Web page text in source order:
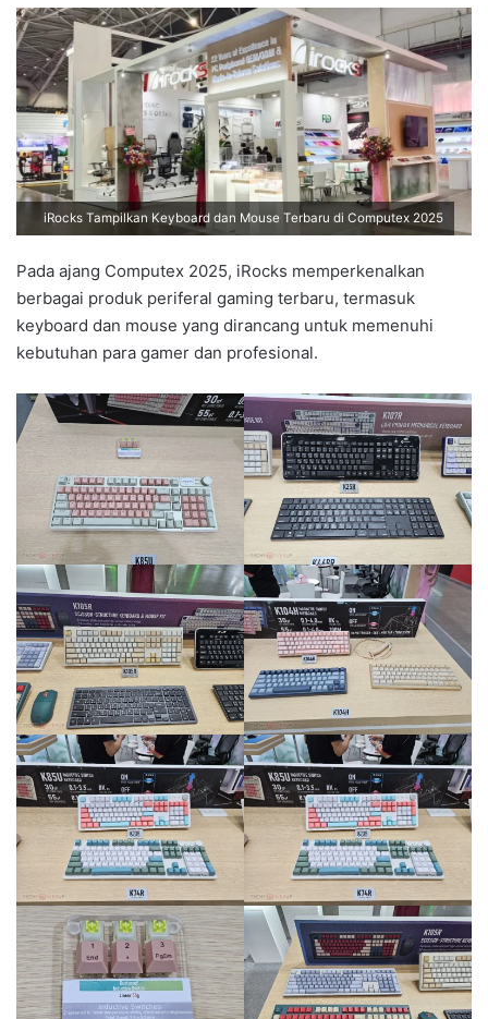
iRocks Tampilkan Keyboard dan Mouse Terbaru di Computex 2025
Pada ajang Computex 2025, iRocks memperkenalkan
berbagai produk periferal gaming terbaru, termasuk
keyboard dan mouse yang dirancang untuk memenuhi
kebutuhan para gamer dan profesional.